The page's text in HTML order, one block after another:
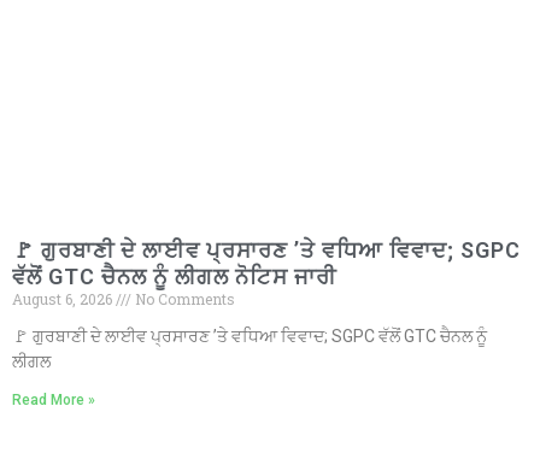
🚩 ਗੁਰਬਾਣੀ ਦੇ ਲਾਈਵ ਪ੍ਰਸਾਰਣ ’ਤੇ ਵਧਿਆ ਵਿਵਾਦ; SGPC
ਵੱਲੋਂ GTC ਚੈਨਲ ਨੂੰ ਲੀਗਲ ਨੋਟਿਸ ਜਾਰੀ
August 6, 2026
No Comments
🚩 ਗੁਰਬਾਣੀ ਦੇ ਲਾਈਵ ਪ੍ਰਸਾਰਣ ’ਤੇ ਵਧਿਆ ਵਿਵਾਦ; SGPC ਵੱਲੋਂ GTC ਚੈਨਲ ਨੂੰ
ਲੀਗਲ
Read More »